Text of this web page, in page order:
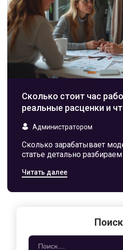
Сколько стоит час
реальные расценки и
Администратором
Сколько зарабатывает
статье детально
модели до специфики
особенностях работы для
избежать обмана. Узнайте,
какими хитростями
Читать далее
Поиск